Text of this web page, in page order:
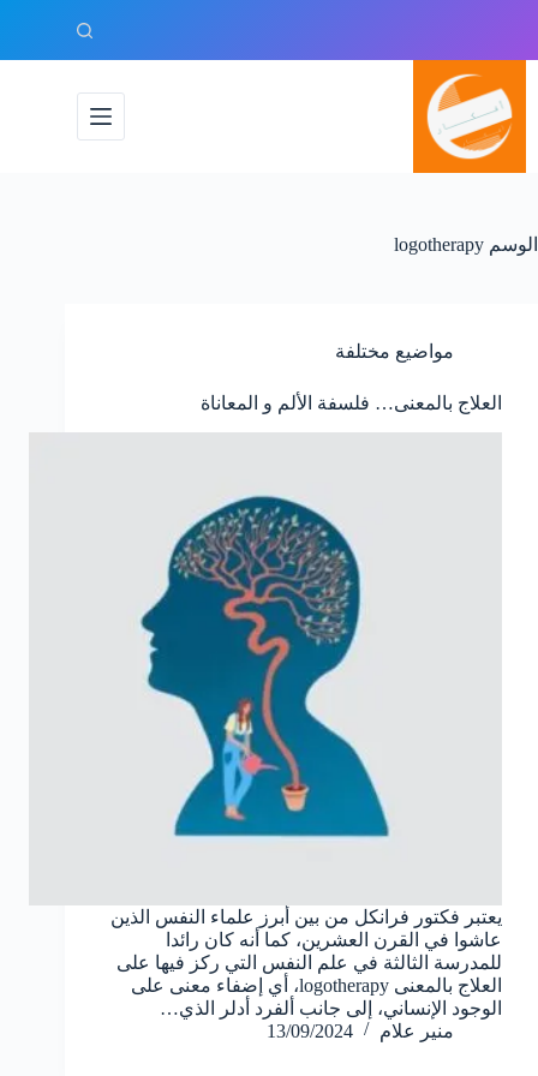
المحتوى
الوسم
مواضيع مختلفة
العلاج بالمعنى… فلسفة الألم و المعاناة
يعتبر فكتور فرانكل من بين أبرز علماء النفس الذين
عاشوا في القرن العشرين، كما أنه كان رائدا
للمدرسة الثالثة في علم النفس التي ركز فيها على
العلاج بالمعنى logotherapy، أي إضفاء معنى على
الوجود الإنساني، إلى جانب ألفرد أدلر الذي…
منير علام
13/09/2024